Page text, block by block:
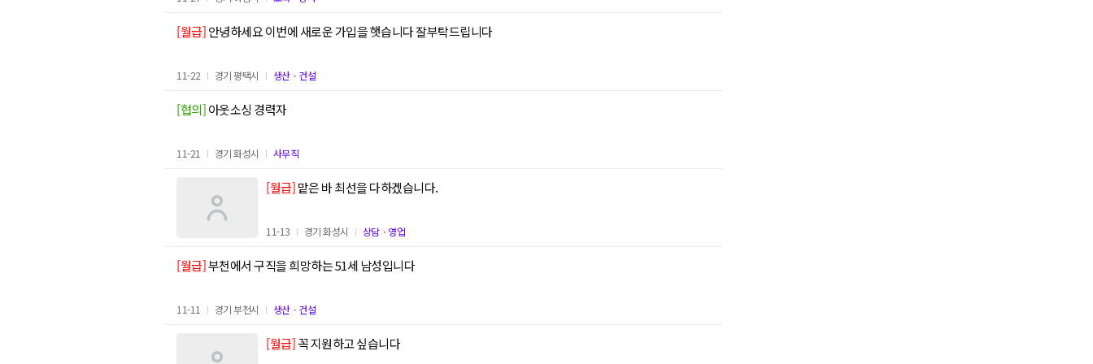
[월급]안녕하세요 이번에 새로운 가입을 햇습니다 잘부탁드립니다
11-22 경기 평택시 생산ㆍ건설
[협의]아웃소싱 경력자
11-21 경기 화성시 사무직
[월급]맡은 바 최선을 다하겠습니다.
11-13 경기 화성시 상담ㆍ영업
[월급]부천에서 구직을 희망하는 51세 남성입니다
11-11 경기 부천시 생산ㆍ건설
[월급]꼭 지원하고 싶습니다